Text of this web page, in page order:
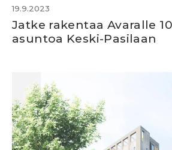
19.9.2023
Jatke rakentaa Avaralle
asuntoa Keski-Pasilaan